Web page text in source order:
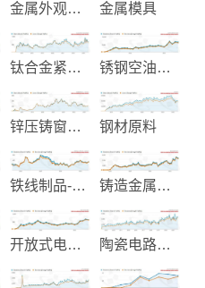
金属外观表面处理加工服务 金属模具
钛合金紧固件和钢丝杆制造 锈钢空油压管配件接头
锌压铸窗帘五金-汽配五金 钢材原料
铁线制品-置物示架-厨房配件 铸造金属阀门零件
开放式电源供应器 陶瓷电路板设计制造